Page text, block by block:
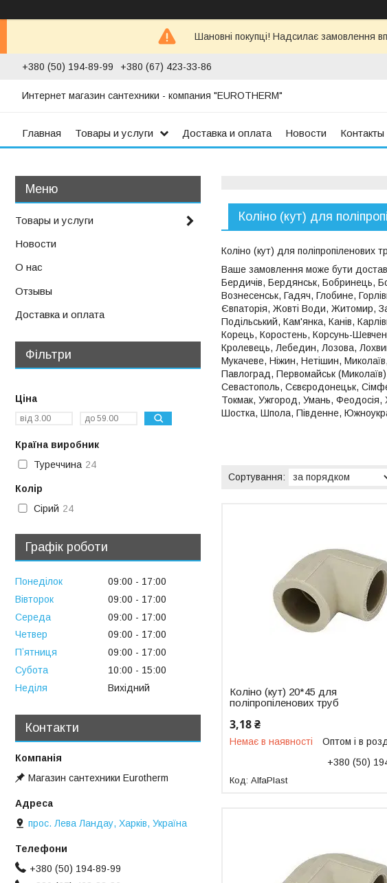
Шановні покупці! Надсилає замовлення
+380 (50) 194-89-99 +380 (67) 423-33-86
Интернет магазин сантехники - компания "EUROTHERM"
Главная Товары и услуги Доставка и оплата Новости Контакты
Коліно (кут) для
Коліно (кут) для поліпропіленових
Ваше замовлення може бути
Бердичів, Бердянськ, Бобринець,
Вознесенськ, Гадяч, Глобине,
Євпаторія, Жовті Води, Житомир,
Подільський, Кам'янка, Канів,
Корець, Коростень, Корсунь-
Кролевець, Лебедин, Лозова,
Мукачеве, Ніжин, Нетішин,
Павлоград, Первомайськ
Севастополь, Сєвєродонецьк,
Токмак, Ужгород, Умань, Феодосія,
Шостка, Шпола, Південне,
Коліно (кут) 20*45 для
поліпропіленових труб
3,18 ₴
Немає в наявності
Оптом і в
+380 (50)
AlfaPlast
Товары и услуги
Новости
О нас
Отзывы
Доставка и оплата
Фільтри
Ціна
Країна виробник
Туреччина 24
Колір
Сірий 24
Графік роботи
Понеділок 09:00
17:00
Вівторок
09:00
17:00
Середа
09:00
17:00
Четвер
09:00
17:00
Пʼятниця
09:00
17:00
Субота
10:00
15:00
Неділя
Вихідний
Контакти
Магазин сантехники Eurotherm
прос. Лева Ландау, Харків, Україна
+380 (50) 194-89-99